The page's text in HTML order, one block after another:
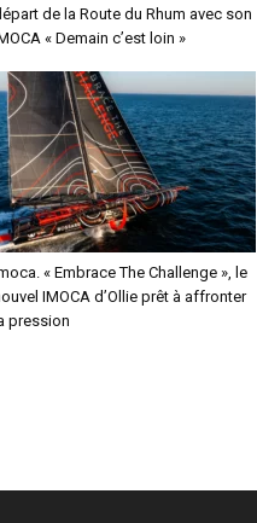
de la Route du Rhum avec son
« Demain c’est loin »
« Embrace The Challenge », le
IMOCA d’Ollie prêt à affronter
pression